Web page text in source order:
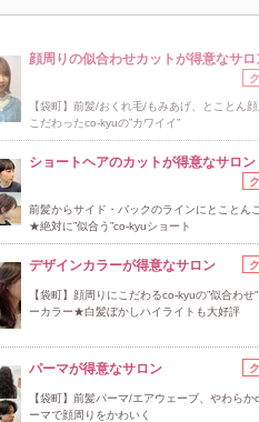
顔周りの似合わせカットが得意なサロ
【袋町】前髪/おくれ毛/もみあげ、とことん
こだわったco-kyuの”カワイイ”
ショートヘアのカットが得意なサロン
前髪からサイド・バックのラインにとことん
★絶対に”似合う”co-kyuショート
デザインカラーが得意なサロン
【袋町】顔周りにこだわるco-kyuの”似合わせ
ーカラー★白髪ぼかしハイライトも大好評
パーマが得意なサロン
【袋町】前髪パーマ/エアウェーブ、やわらか
ーマで顔周りをかわいく